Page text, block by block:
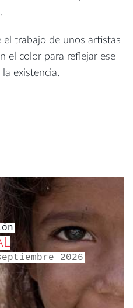
el trabajo de unos artistas
el color para reflejar ese
existencia.
2026